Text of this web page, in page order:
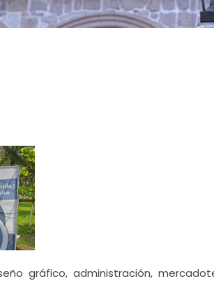
gráfico, administración,